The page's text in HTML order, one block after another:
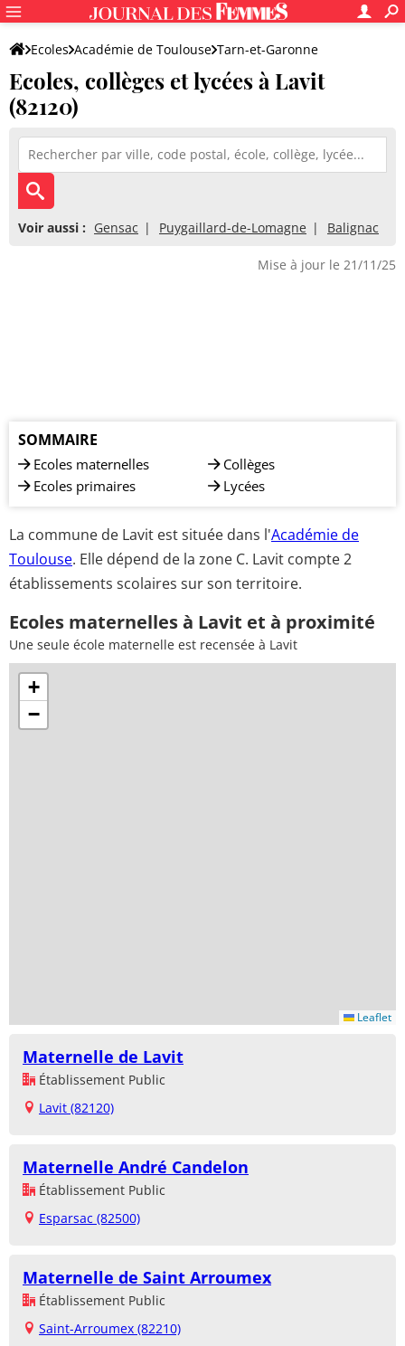
Ecoles Académie de Toulouse Tarn-et-Garonne
Ecoles, collèges et lycées à Lavit
(82120)
Voir aussi : Gensac Puygaillard-de-Lomagne Balignac
Mise à jour le 21/11/25
SOMMAIRE
Ecoles maternelles
Ecoles primaires
Collèges
Lycées
La commune de Lavit est située dans l'Académie de
Toulouse. Elle dépend de la zone C. Lavit compte 2
établissements scolaires sur son territoire.
Ecoles maternelles à Lavit et à proximité
Une seule école maternelle est recensée à Lavit
+
−
Leaflet
Maternelle de Lavit
Établissement Public
Lavit (82120)
Maternelle André Candelon
Établissement Public
Esparsac (82500)
Maternelle de Saint Arroumex
Établissement Public
Saint-Arroumex (82210)